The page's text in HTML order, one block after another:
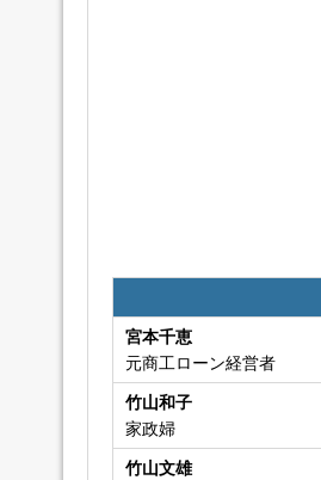
宮本千恵
元商工ローン経営者
竹山和子
家政婦
竹山文雄